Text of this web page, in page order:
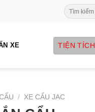
Search
for:
XE TIỆN TÍCH
/ XE CẨU JAC